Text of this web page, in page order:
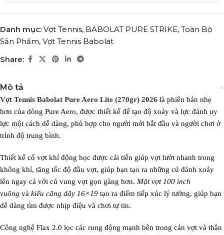
Danh mục: Vợt Tennis, BABOLAT PURE STRIKE, Toàn Bộ
Sản Phẩm, Vợt Tennis Babolat
Share:
Mô tả
Vợt Tennis Babolat Pure Aero Lite (270gr) 2026 là phiên bản nhẹ
hơn của dòng Pure Aero, được thiết kế để tạo độ xoáy và lực đánh uy
lực một cách dễ dàng, phù hợp cho người mới bắt đầu và người chơi ở
trình độ trung bình.
Thiết kế cổ vợt khí động học được cải tiến giúp vợt lướt nhanh trong
không khí, tăng tốc độ đầu vợt, giúp bạn tạo ra những cú đánh xoáy
lên ngay cả với cú vung vợt gọn gàng hơn. Mặt vợt 100 inch
vuông và kiểu căng dây 16×19 tạo ra điểm tiếp xúc lý tưởng, giúp bạn
dễ dàng tìm được nhịp điệu và chơi tự tin.
Công nghệ Flax 2.0 lọc các rung động mạnh bên trong cán vợt và thân